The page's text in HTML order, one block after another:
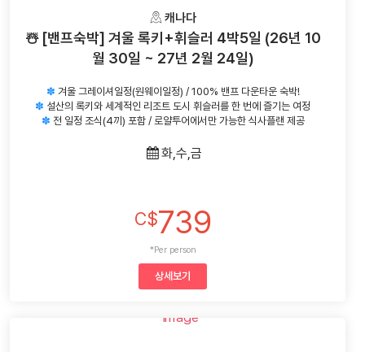
캐나다
☃️ [밴프숙박] 겨울 록키+휘슬러 4박5일 (26년 10
월 30일 ~ 27년 2월 24일)
✽ 겨울 그레이셔일정(원웨이일정) / 100% 밴프 다운타운 숙박!
✽ 설산의 록키와 세계적인 리조트 도시 휘슬러를 한 번에 즐기는 여정
✽ 전 일정 조식(4끼) 포함 / 로얄투어에서만 가능한 식사플랜 제공
화,수,금
C$739
*Per person
상세보기